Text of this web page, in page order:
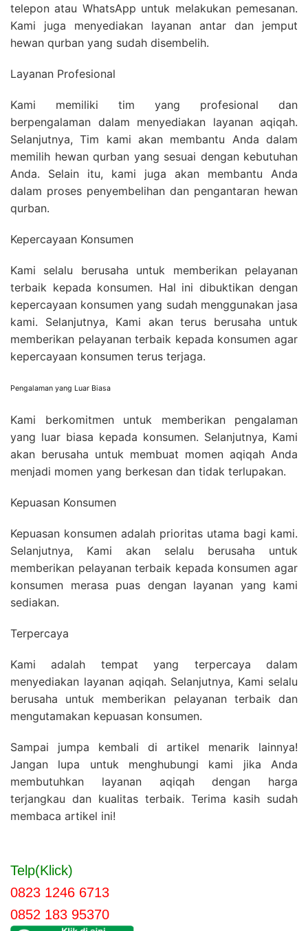
telepon atau WhatsApp untuk melakukan pemesanan.
Kami juga menyediakan layanan antar dan jemput
hewan qurban yang sudah disembelih.
Layanan Profesional
Kami memiliki tim yang profesional dan
berpengalaman dalam menyediakan layanan aqiqah.
Selanjutnya, Tim kami akan membantu Anda dalam
memilih hewan qurban yang sesuai dengan kebutuhan
Anda. Selain itu, kami juga akan membantu Anda
dalam proses penyembelihan dan pengantaran hewan
qurban.
Kepercayaan Konsumen
Kami selalu berusaha untuk memberikan pelayanan
terbaik kepada konsumen. Hal ini dibuktikan dengan
kepercayaan konsumen yang sudah menggunakan jasa
kami. Selanjutnya, Kami akan terus berusaha untuk
memberikan pelayanan terbaik kepada konsumen agar
kepercayaan konsumen terus terjaga.
Pengalaman yang Luar Biasa
Kami berkomitmen untuk memberikan pengalaman
yang luar biasa kepada konsumen. Selanjutnya, Kami
akan berusaha untuk membuat momen aqiqah Anda
menjadi momen yang berkesan dan tidak terlupakan.
Kepuasan Konsumen
Kepuasan konsumen adalah prioritas utama bagi kami.
Selanjutnya, Kami akan selalu berusaha untuk
memberikan pelayanan terbaik kepada konsumen agar
konsumen merasa puas dengan layanan yang kami
sediakan.
Terpercaya
Kami adalah tempat yang terpercaya dalam
menyediakan layanan aqiqah. Selanjutnya, Kami selalu
berusaha untuk memberikan pelayanan terbaik dan
mengutamakan kepuasan konsumen.
Sampai jumpa kembali di artikel menarik lainnya!
Jangan lupa untuk menghubungi kami jika Anda
membutuhkan layanan aqiqah dengan harga
terjangkau dan kualitas terbaik. Terima kasih sudah
membaca artikel ini!
Telp(Klick)
0823 1246 6713
0852 183 95370